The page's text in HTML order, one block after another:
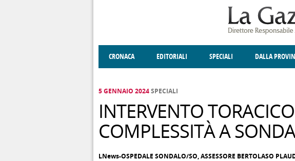
CRONACA EDITORIALI SPECIALI DALLA
5 GENNAIO 2024SPECIALI
INTERVENTO
COMPLESSITÀ A
LNews-OSPEDALE SONDALO/SO, ASSESSORE BERTOLASO